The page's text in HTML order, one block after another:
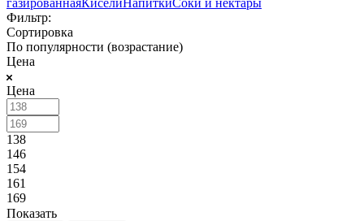
Фильтр:
Сортировка
По популярности (возрастание)
Цена
Цена
138
146
154
161
169
Показать